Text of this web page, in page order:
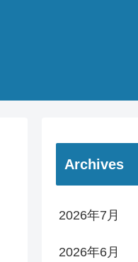
Archives
2026年7月
2026年6月